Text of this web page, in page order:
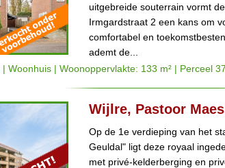
uitgebreide souterrain vormt
Irmgardstraat 2 een kans om
comfortabel en
ademt de...
| Woonhuis | Woonoppervlakte: 133 m² | Perceel
Wijlre, Pastoor
Op de 1e verdieping van het
Geuldal" ligt deze royaal
met privé-kelderberging en